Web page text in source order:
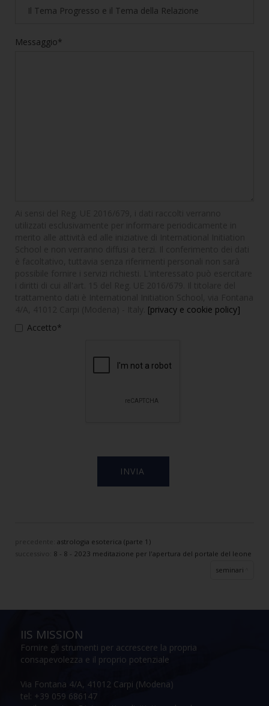
Messaggio*
[privacy e cookie policy]
Accetto*
precedente: astrologia esoterica (parte 1)
8 - 8 - 2023 meditazione per l'apertura del portale del leone
seminari
IIS MISSION
Fornire gli strumenti per accrescere la propria
consapevolezza e il proprio potenziale
Via Fontana 4/A, 41012 Carpi (Modena)
tel: +39 059 686147